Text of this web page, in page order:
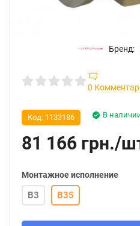
Бренд:
0
В
Код: 1133186
81 166 грн./
Монтажное исполнение
B3 B35